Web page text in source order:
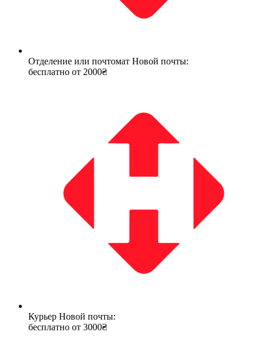
Отделение или почтомат Новой почты:
бесплатно от 2000₴
Курьер Новой почты:
бесплатно от 3000₴